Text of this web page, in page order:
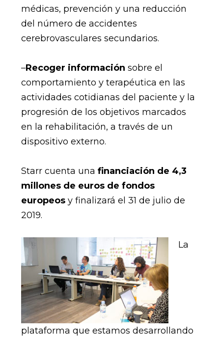
médicas, prevención y una reducción
del número de accidentes
cerebrovasculares secundarios.
–Recoger información sobre el
comportamiento y terapéutica en las
actividades cotidianas del paciente y la
progresión de los objetivos marcados
en la rehabilitación, a través de un
dispositivo externo.
Starr cuenta una financiación de 4,3
millones de euros de fondos
europeosy finalizará el 31 de julio de
2019.
La
plataforma que estamos desarrollando